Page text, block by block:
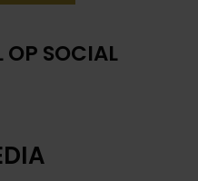
OP SOCIAL